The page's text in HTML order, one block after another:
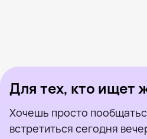
Для тех, кто ищет
Хочешь просто
встретиться сегодня